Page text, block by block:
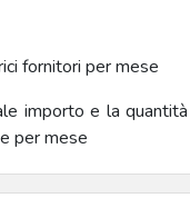
fornitori per mese
importo e la
per mese